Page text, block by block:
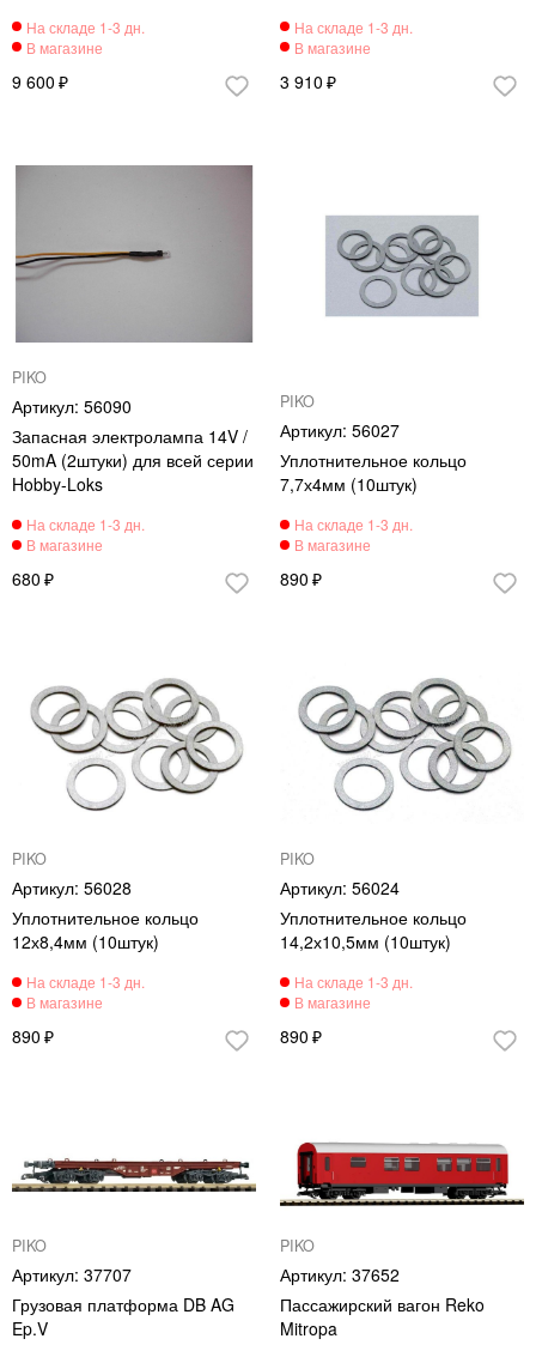
9 600 3 910
PIKO
56090
Запасная электролампа 14V /
50mA (2штуки) для всей серии
Hobby-Loks
680
PIKO
56027
Уплотнительное кольцо
7,7х4мм (10штук)
890
PIKO
56028
Уплотнительное кольцо
12х8,4мм (10штук)
890
PIKO
56024
Уплотнительное кольцо
14,2х10,5мм (10штук)
890
PIKO
37707
Грузовая платформа DB AG
Ep.V
PIKO
37652
Пассажирский вагон Reko
Mitropa